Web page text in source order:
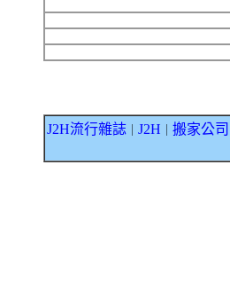
J2H流行雜誌 J2H 搬家公司